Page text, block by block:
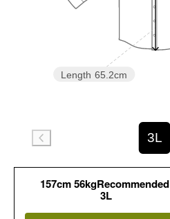
Length 65.2cm
3L
157cm 56kgRecommended
3L